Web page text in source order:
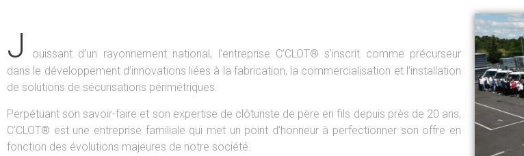
Regroupant le grillage simple torsion, les bordures défensives et
parisiennes ou encore les grillage spéciaux voie grande vitesse ou
autoroutes, notre large gamme permet de répondre à tous vos besoins.
VOIR NOS PRODUITS
J
ouissant d’un rayonnement national, l’entreprise C’CLOT® s’inscrit comme précurseur
dans le développement d’innovations liées à la fabrication, la commercialisation et l’installation
de solutions de sécurisations périmétriques.
Perpétuant son savoir-faire et son expertise de clôturiste de père en fils depuis près de 20 ans,
C’CLOT® est une entreprise familiale qui met un point d’honneur à perfectionner son offre en
fonction des évolutions majeures de notre société.